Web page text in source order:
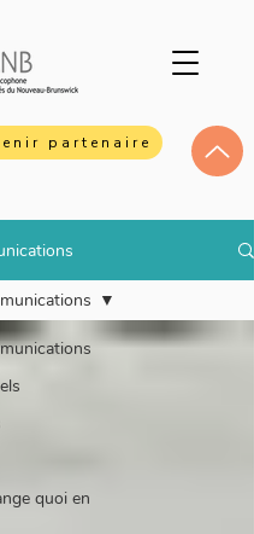
partenaire
quoi en